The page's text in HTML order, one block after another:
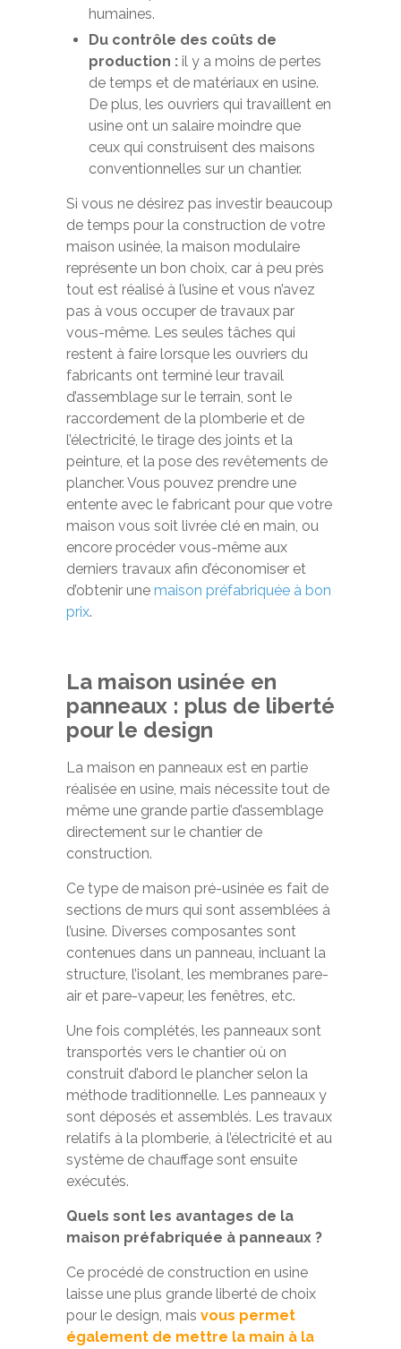
humaines.
Du contrôle des coûts de
production : il y a moins de pertes
de temps et de matériaux en usine.
De plus, les ouvriers qui travaillent en
usine ont un salaire moindre que
ceux qui construisent des maisons
conventionnelles sur un chantier.
Si vous ne désirez pas investir beaucoup
de temps pour la construction de votre
maison usinée, la maison modulaire
représente un bon choix, car à peu près
tout est réalisé à l’usine et vous n’avez
pas à vous occuper de travaux par
vous-même. Les seules tâches qui
restent à faire lorsque les ouvriers du
fabricants ont terminé leur travail
d’assemblage sur le terrain, sont le
raccordement de la plomberie et de
l’électricité, le tirage des joints et la
peinture, et la pose des revêtements de
plancher. Vous pouvez prendre une
entente avec le fabricant pour que votre
maison vous soit livrée clé en main, ou
encore procéder vous-même aux
derniers travaux afin d’économiser et
d’obtenir une maison préfabriquée à bon
prix.
La maison usinée en
panneaux : plus de liberté
pour le design
La maison en panneaux est en partie
réalisée en usine, mais nécessite tout de
même une grande partie d’assemblage
directement sur le chantier de
construction.
Ce type de maison pré-usinée es fait de
sections de murs qui sont assemblées à
l’usine. Diverses composantes sont
contenues dans un panneau, incluant la
structure, l’isolant, les membranes pare-
air et pare-vapeur, les fenêtres, etc.
Une fois complétés, les panneaux sont
transportés vers le chantier où on
construit d’abord le plancher selon la
méthode traditionnelle. Les panneaux y
sont déposés et assemblés. Les travaux
relatifs à la plomberie, à l’électricité et au
système de chauffage sont ensuite
exécutés.
Quels sont les avantages de la
maison préfabriquée à panneaux ?
Ce procédé de construction en usine
laisse une plus grande liberté de choix
pour le design, mais vous permet
également de mettre la main à la